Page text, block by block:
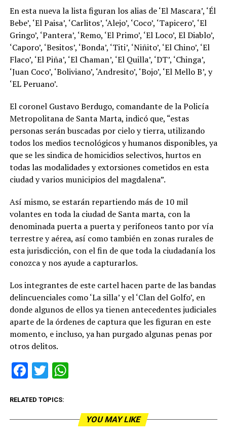
En esta nueva la lista figuran los alias de ‘El Mascara’, ‘Él
Bebe’, ‘El Paisa’, ‘Carlitos’, ‘Alejo’, ‘Coco’, ‘Tapicero’, ‘El
Gringo’, ‘Pantera’, ‘Remo, ‘El Primo’, ‘El Loco’, El Diablo’,
‘Caporo’, ‘Besitos’, ‘Bonda’, ‘Titi’, ‘Niñito’, ‘El Chino’, ‘El
Flaco’, ‘El Piña’, ‘El Chaman’, ‘El Quilla’, ‘DT’, ‘Chinga’,
‘Juan Coco’, ‘Boliviano’, ‘Andresito’, ‘Bojo’, ‘El Mello B’, y
‘EL Peruano’.
El coronel Gustavo Berdugo, comandante de la Policía
Metropolitana de Santa Marta, indicó que, “estas
personas serán buscadas por cielo y tierra, utilizando
todos los medios tecnológicos y humanos disponibles, ya
que se les sindica de homicidios selectivos, hurtos en
todas las modalidades y extorsiones cometidos en esta
ciudad y varios municipios del magdalena”.
Así mismo, se estarán repartiendo más de 10 mil
volantes en toda la ciudad de Santa marta, con la
denominada puerta a puerta y perifoneos tanto por vía
terrestre y aérea, así como también en zonas rurales de
esta jurisdicción, con el fin de que toda la ciudadanía los
conozca y nos ayude a capturarlos.
Los integrantes de este cartel hacen parte de las bandas
delincuenciales como ‘La silla’ y el ‘Clan del Golfo’, en
donde algunos de ellos ya tienen antecedentes judiciales
aparte de la órdenes de captura que les figuran en este
momento, e incluso, ya han purgado algunas penas por
otros delitos.
Facebook
TwitterWhatsApp
RELATED TOPICS:
YOU MAY LIKE